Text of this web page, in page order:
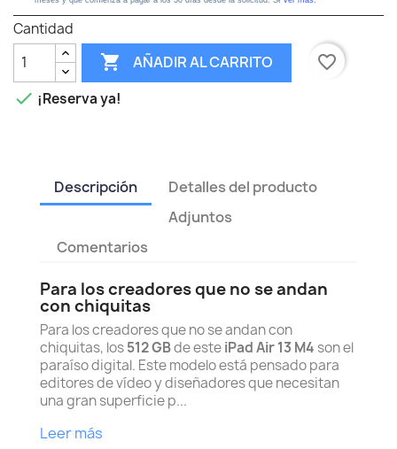
Cantidad
 AÑADIR AL CARRITO
favorite_border
 ¡Reserva ya!
Descripción
Detalles del producto
Adjuntos
Comentarios
Para los creadores que no se andan
con chiquitas
Para los creadores que no se andan con
chiquitas, los512 GBde esteiPad Air 13 M4 son el
paraíso digital. Este modelo está pensado para
editores de vídeo y diseñadores que necesitan
una gran superficie p...
Leer más